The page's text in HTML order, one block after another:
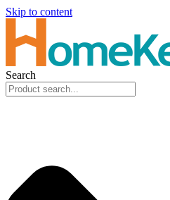
Skip to content
Search